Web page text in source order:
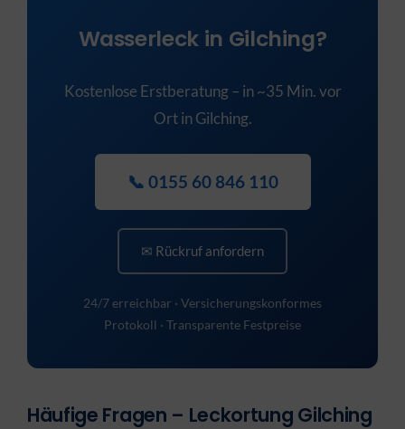
Wasserleck in Gilching?
Kostenlose Erstberatung – in ~35 Min. vor
Ort in Gilching.
📞 0155 60 846 110
✉ Rückruf anfordern
24/7 erreichbar · Versicherungskonformes
Protokoll · Transparente Festpreise
Häufige Fragen – Leckortung Gilching